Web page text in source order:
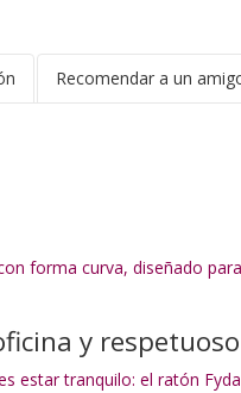
Recomendar a un
forma curva, diseñado
y
estar tranquilo: el ratón